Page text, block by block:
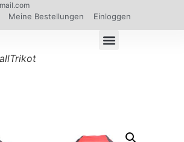
Meine Bestellungen Einloggen